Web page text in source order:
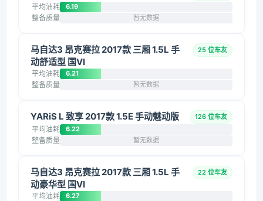
平均油耗 6.19
整备质量 暂无数据
马自达3 昂克赛拉 2017款 三厢 1.5L 手
动舒适型 国VI
25 位车友
平均油耗 6.21
整备质量 暂无数据
YARiS L 致享 2017款 1.5E 手动魅动版 126 位车友
平均油耗 6.22
整备质量 暂无数据
马自达3 昂克赛拉 2017款 三厢 1.5L 手
动豪华型 国VI
22 位车友
平均油耗 6.27